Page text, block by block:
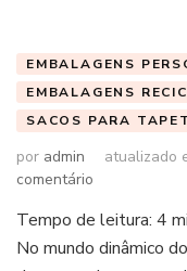
EMBALAGENS
EMBALAGENS
SACOS PARA
por admin atualizado
comentário
Tempo de leitura: 4
No mundo dinâmico